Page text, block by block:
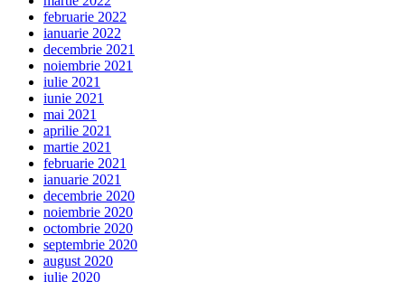
februarie 2022
ianuarie 2022
decembrie 2021
noiembrie 2021
iulie 2021
iunie 2021
mai 2021
aprilie 2021
martie 2021
februarie 2021
ianuarie 2021
decembrie 2020
noiembrie 2020
octombrie 2020
septembrie 2020
august 2020
iulie 2020